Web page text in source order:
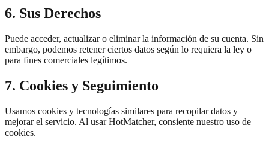
6. Sus Derechos
Puede acceder, actualizar o eliminar la información de su cuenta. Sin
embargo, podemos retener ciertos datos según lo requiera la ley o
para fines comerciales legítimos.
7. Cookies y Seguimiento
Usamos cookies y tecnologías similares para recopilar datos y
mejorar el servicio. Al usar HotMatcher, consiente nuestro uso de
cookies.